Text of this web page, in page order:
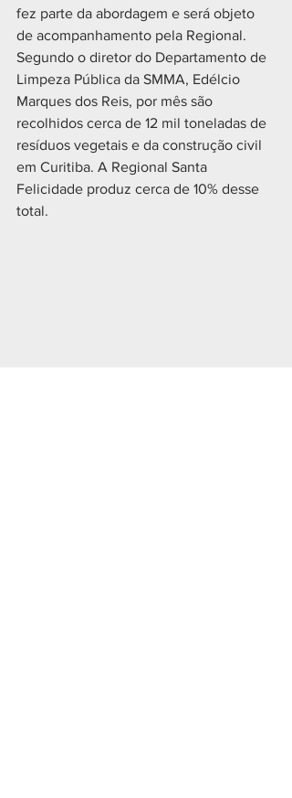
fez parte da abordagem e será objeto
de acompanhamento pela Regional.
Segundo o diretor do Departamento de
Limpeza Pública da SMMA, Edélcio
Marques dos Reis, por mês são
recolhidos cerca de 12 mil toneladas de
resíduos vegetais e da construção civil
em Curitiba. A Regional Santa
Felicidade produz cerca de 10% desse
total.